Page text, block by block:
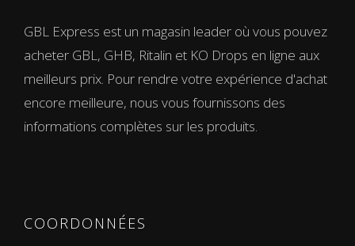
GBL Express est un magasin leader où vous pouvez
acheter GBL, GHB, Ritalin et KO Drops en ligne aux
meilleurs prix. Pour rendre votre expérience d'achat
encore meilleure, nous vous fournissons des
informations complètes sur les produits.
COORDONNÉES